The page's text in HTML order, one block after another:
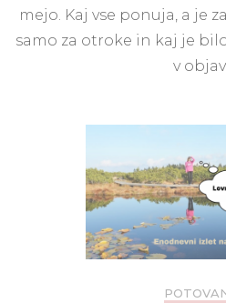
mejo. Kaj vse ponuja, a je
samo za otroke in kaj je
v